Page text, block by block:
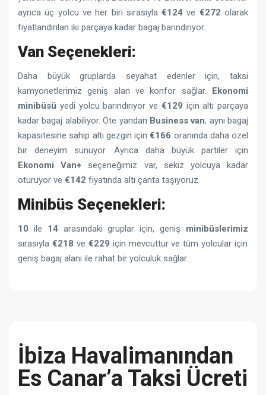
ayrıca üç yolcu ve her biri sırasıyla€124 ve €272 olarak
fiyatlandırılan iki parçaya kadar bagaj barındırıyor.
Van Seçenekleri:
Daha büyük gruplarda seyahat edenler için, taksi
kamyonetlerimiz geniş alan ve konfor sağlar. Ekonomi
minibüsü yedi yolcu barındırıyor ve €129 için altı parçaya
kadar bagaj alabiliyor. Öte yandan Business van, aynı bagaj
kapasitesine sahip altı gezgin için€166 oranında daha özel
bir deneyim sunuyor. Ayrıca daha büyük partiler için
Ekonomi
Van+ seçeneğimiz var, sekiz yolcuya kadar
oturuyor ve €142 fiyatında altı çanta taşıyoruz.
Minibüs Seçenekleri:
10 ile 14arasındaki gruplar için, geniş minibüslerimiz
sırasıyla €218 ve €229 için mevcuttur ve tüm yolcular için
geniş bagaj alanı ile rahat bir yolculuk sağlar.
İbiza Havalimanından
Es Canar’a Taksi Ücreti